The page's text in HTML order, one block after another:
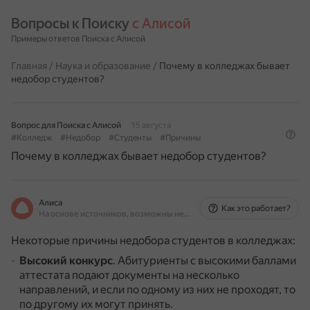
Вопросы к Поиску с Алисой
Примеры ответов Поиска с Алисой
Главная / Наука и образование / Почему в колледжах бывает
недобор студентов?
Вопрос для Поиска с Алисой
15 августа
#Колледж
#Недобор #Студенты #Причины
Почему в колледжах бывает недобор студентов?
Алиса
На основе источников, возможны неточности
Как это работает?
Некоторые причины недобора студентов в колледжах:
Высокий конкурс. Абитуриенты с высокими баллами
аттестата подают документы на несколько
направлений, и если по одному из них не проходят, то
по другому их могут принять.